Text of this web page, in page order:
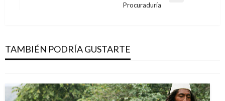
Procuraduría
TAMBIÉN PODRÍA GUSTARTE
Guatemala
Giovanni Alarcón M. martes octubre 9, 2018